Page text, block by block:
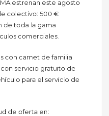
estrenan este agosto
colectivo: 500 €
de toda la gama
comerciales.
con carnet de familia
servicio gratuito de
para el servicio de
de oferta en: